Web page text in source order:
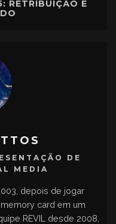
RETRIBUIÇÃO É
DE
MEDIA
depois de jogar
card em um
REVIL desde 2008,